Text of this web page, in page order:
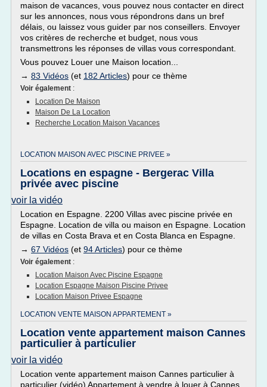
maison de vacances, vous pouvez nous contacter en direct
sur les annonces, nous vous répondrons dans un bref
délais, ou laissez vous guider par nos conseillers. Envoyer
vos critères de recherche et budget, nous vous
transmettrons les réponses de villas vous correspondant.
Vous pouvez Louer une Maison location...
→ 83 Vidéos (et 182 Articles) pour ce thème
Voir également :
Location De Maison
Maison De La Location
Recherche Location Maison Vacances
LOCATION MAISON AVEC PISCINE PRIVEE »
Locations en espagne - Bergerac Villa
privée avec piscine
voir la vidéo
Location en Espagne. 2200 Villas avec piscine privée en
Espagne. Location de villa ou maison en Espagne. Location
de villas en Costa Brava et en Costa Blanca en Espagne.
→ 67 Vidéos (et 94 Articles) pour ce thème
Voir également :
Location Maison Avec Piscine Espagne
Location Espagne Maison Piscine Privee
Location Maison Privee Espagne
LOCATION VENTE MAISON APPARTEMENT »
Location vente appartement maison Cannes
particulier à particulier
voir la vidéo
Location vente appartement maison Cannes particulier à
particulier (vidéo) Appartement à vendre à louer à Cannes